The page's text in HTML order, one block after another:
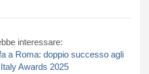
interessare:
a Roma: doppio successo agli
Awards 2025